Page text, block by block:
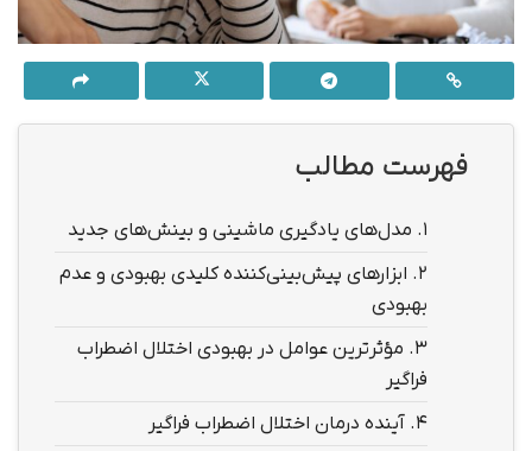
فهرست مطالب
1. مدل‌های یادگیری ماشینی و بینش‌های جدید
2. ابزارهای پیش‌بینی‌کننده‌ کلیدی بهبودی و عدم
بهبودی
3. مؤثرترین عوامل در بهبودی اختلال اضطراب
فراگیر
4. آینده درمان اختلال اضطراب فراگیر